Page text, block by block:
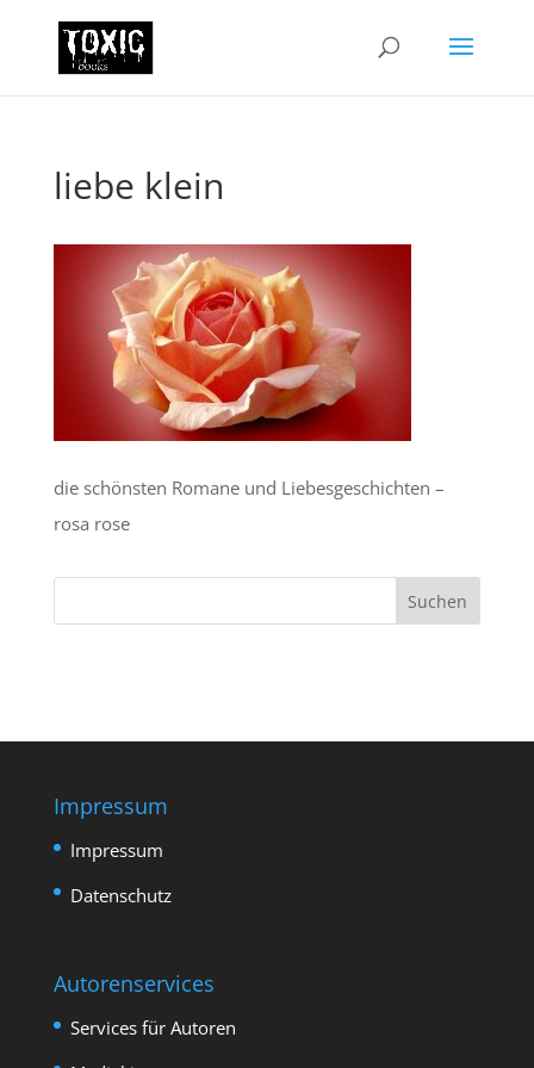
liebe klein
die schönsten Romane und Liebesgeschichten –
rosa rose
Impressum
Impressum
Datenschutz
Autorenservices
Services für Autoren